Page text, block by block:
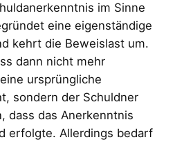
im Sinne
eine eigenständige
kehrt die Beweislast um.
dann nicht mehr
ursprüngliche
sondern der Schuldner
dass das Anerkenntnis
erfolgte. Allerdings bedarf